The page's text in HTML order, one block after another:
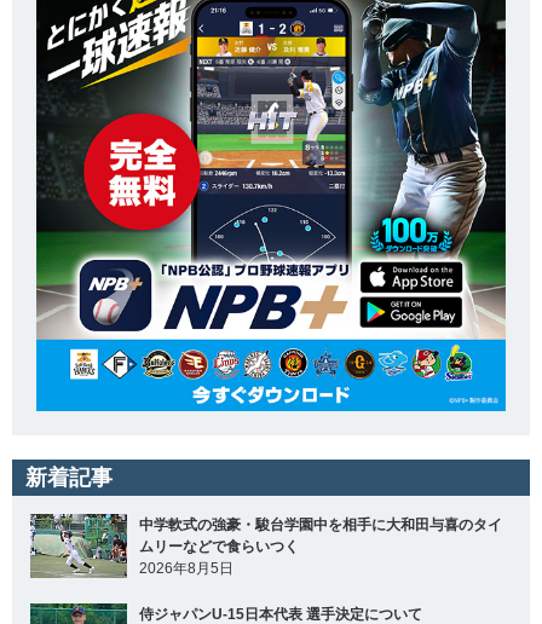
新着記事
中学軟式の強豪・駿台学園中を相手に大和田与喜のタイ
ムリーなどで食らいつく
2026年8月5日
侍ジャパンU-15日本代表 選手決定について